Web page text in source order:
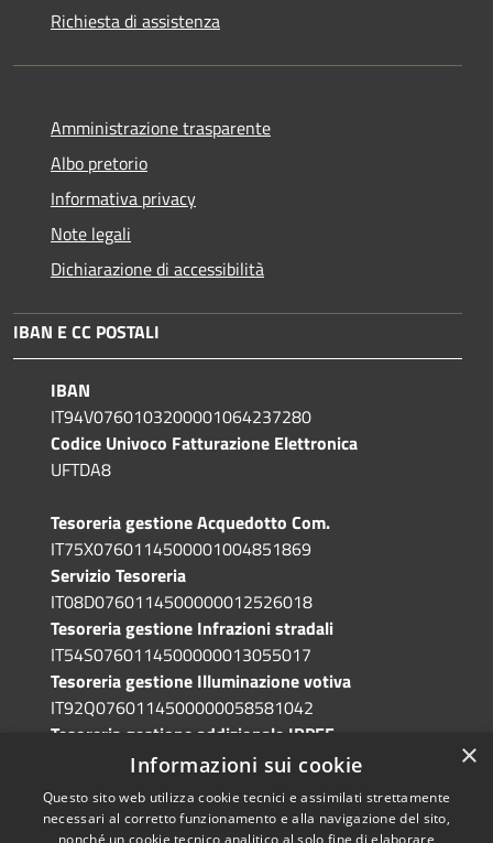
Richiesta di assistenza
Amministrazione trasparente
Albo pretorio
Informativa privacy
Note legali
Dichiarazione di accessibilità
IBAN E CC POSTALI
IBAN
IT94V0760103200001064237280
Codice Univoco Fatturazione Elettronica
UFTDA8
Tesoreria gestione Acquedotto Com.
IT75X0760114500001004851869
Servizio Tesoreria
IT08D0760114500000012526018
Tesoreria gestione Infrazioni stradali
IT54S0760114500000013055017
Tesoreria gestione Illuminazione votiva
IT92Q0760114500000058581042
Tesoreria gestione addizionale IRPEF
IT71A0760114500000086341765
×
Informazioni sui cookie
Questo sito web utilizza cookie tecnici e assimilati strettamente
necessari al corretto funzionamento e alla navigazione del sito,
nonché un cookie tecnico analitico al solo fine di elaborare